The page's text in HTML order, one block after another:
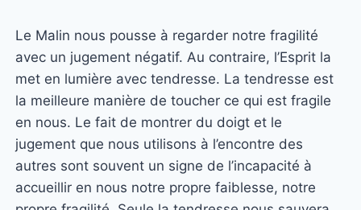
Le Malin nous pousse à regarder notre fragilité
avec un jugement négatif. Au contraire, l’Esprit la
met en lumière avec tendresse. La tendresse est
la meilleure manière de toucher ce qui est fragile
en nous. Le fait de montrer du doigt et le
jugement que nous utilisons à l’encontre des
autres sont souvent un signe de l’incapacité à
accueillir en nous notre propre faiblesse, notre